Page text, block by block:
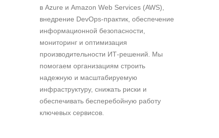
в Azure и Amazon Web Services (AWS),
внедрение DevOps-практик, обеспечение
информационной безопасности,
мониторинг и оптимизация
производительности ИТ-решений. Мы
помогаем организациям строить
надежную и масштабируемую
инфраструктуру, снижать риски и
обеспечивать бесперебойную работу
ключевых сервисов.